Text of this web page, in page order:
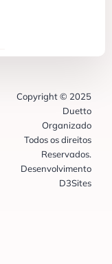
Copyright © 2025
Duetto
Organizado
Todos os direitos
Reservados.
Desenvolvimento
D3Sites